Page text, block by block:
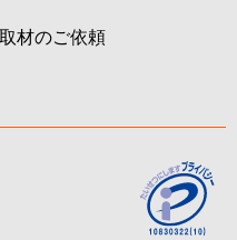
取材のご依頼